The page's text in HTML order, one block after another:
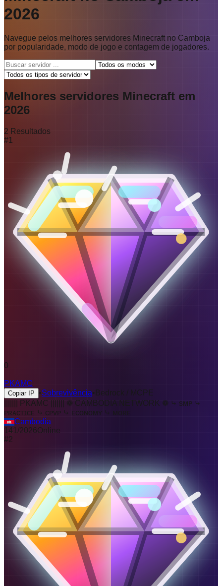
2026
Navegue pelos melhores servidores Minecraft no Camboja
por popularidade, modo de jogo e contagem de jogadores.
Melhores servidores Minecraft em
2026
2 Resultados
#1
0
PKAMC
Copiar IP •Sobrevivência• Bedrock / MCPE
||||||| PKAMC ||||||| ❁ CAMBODIA NETWORK ❁ ⤷ ѕᴍᴘ ⤷
ᴘʀᴀᴄᴛɪᴄᴇ ⤷ ᴄᴘᴠᴘ ⤷ ᴇᴄᴏɴᴏᴍʏ ⤷ ᴍᴏʀᴇ
Cambodia
141 /2026Online
#2